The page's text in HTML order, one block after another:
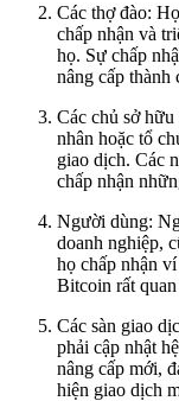
Các thợ đào:
chấp nhận và
họ. Sự chấp
nâng cấp
Các chủ sở
nhân hoặc tổ
giao dịch. Các
chấp nhận
Người dùng:
doanh nghiệp,
họ chấp nhận
Bitcoin rất
Các sàn giao
phải cập nhật
nâng cấp mới,
hiện giao dịch